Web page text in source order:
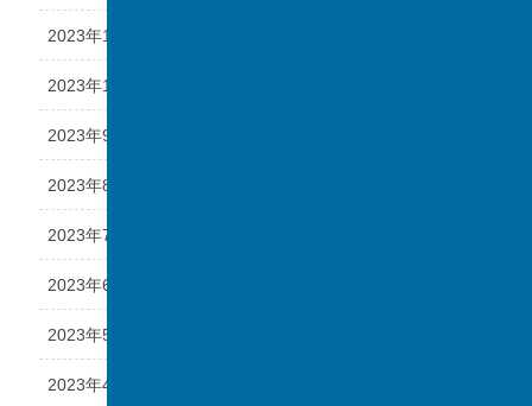
2023年11月
2023年10月
2023年9月
2023年8月
2023年7月
2023年6月
2023年5月
2023年4月